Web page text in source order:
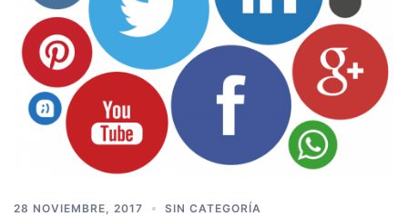
28 NOVIEMBRE, 2017 SIN CATEGORÍA